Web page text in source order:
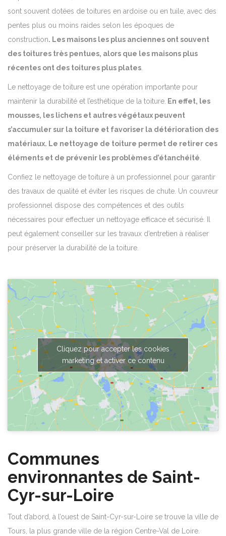
sont souvent dotées de toitures en ardoise ou en tuile, avec des
pentes plus ou moins raides selon les époques de
construction. Les maisons les plus anciennes ont souvent
des toitures très pentues, alors que les maisons plus
récentes ont des toitures plus plates
Le nettoyage de toiture est une opération importante pour
maintenir la durabilité et l’esthétique de la toiture. En effet, les
mousses, les lichens et autres végétaux peuvent
s’accumuler sur la toiture et favoriser la détérioration des
matériaux. Le nettoyage de toiture permet de retirer ces
éléments et de prévenir les problèmes d’étanchéité
Confiez le nettoyage de toiture à un professionnel pour garantir
des travaux de qualité et éviter les risques de chute. Un couvreur
professionnel dispose des compétences et des outils
nécessaires pour effectuer un nettoyage efficace et sécurisé. Il
peut également conseiller sur les travaux d’entretien à réaliser
pour préserver la durabilité de la toiture.
Cliquez pour accepter les cookies
marketing et activer ce contenu
Communes
environnantes de Saint-
Cyr-sur-Loire
Tout d’abord, à l’ouest de Saint-Cyr-sur-Loire se trouve la ville de
Tours, la plus grande ville de la région Centre-Val de Loire.